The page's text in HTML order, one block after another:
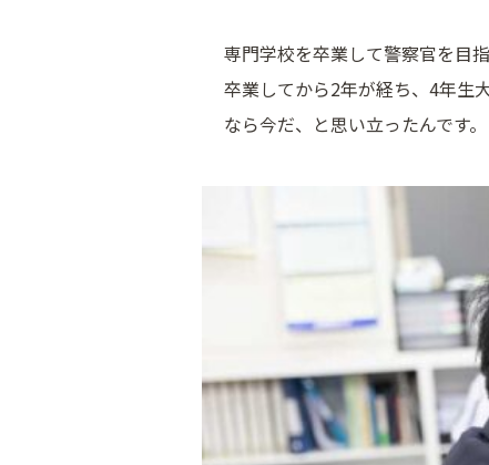
専門学校を卒業して警察官を目
卒業してから2年が経ち、4年生
なら今だ、と思い立ったんです。